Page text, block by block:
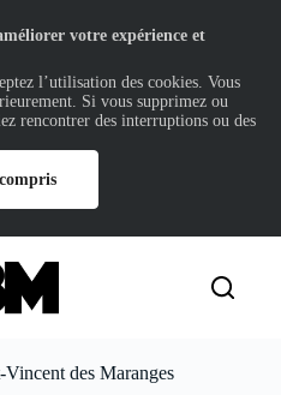
des Maranges
votre expérience et
l’utilisation des cookies. Vous
Si vous supprimez ou
rencontrer des interruptions ou des